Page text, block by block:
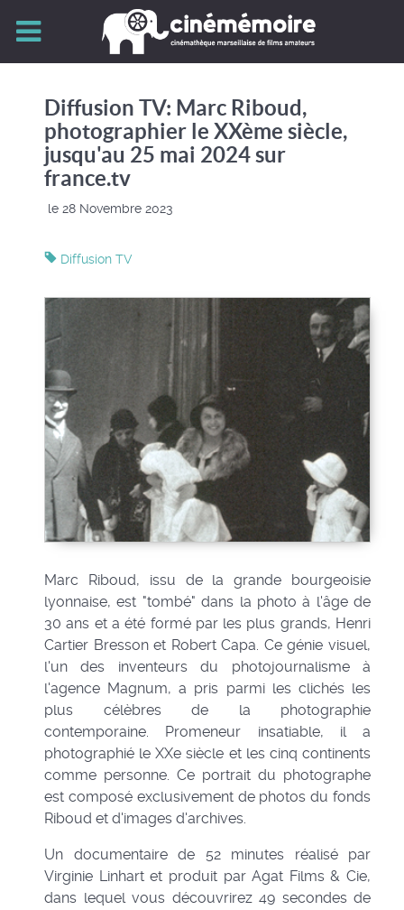
Diffusion TV: Marc Riboud,
photographier le XXème siècle,
jusqu'au 25 mai 2024 sur
france.tv
le 28 Novembre 2023
Diffusion TV
Marc Riboud, issu de la grande bourgeoisie
lyonnaise, est "tombé" dans la photo à l'âge de
30 ans et a été formé par les plus grands, Henri
Cartier Bresson et Robert Capa. Ce génie visuel,
l'un des inventeurs du photojournalisme à
l'agence Magnum, a pris parmi les clichés les
plus célèbres de la photographie
contemporaine. Promeneur insatiable, il a
photographié le XXe siècle et les cinq continents
comme personne. Ce portrait du photographe
est composé exclusivement de photos du fonds
Riboud et d'images d'archives.
Un documentaire de 52 minutes réalisé par
Virginie Linhart et produit par Agat Films & Cie,
dans lequel vous découvrirez 49 secondes de